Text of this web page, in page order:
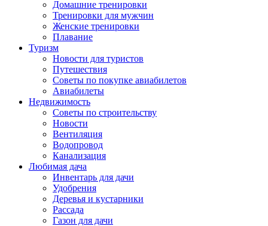
Домашние тренировки
Тренировки для мужчин
Женские тренировки
Плавание
Туризм
Новости для туристов
Путешествия
Советы по покупке авиабилетов
Авиабилеты
Недвижимость
Советы по строительству
Новости
Вентиляция
Водопровод
Канализация
Любимая дача
Инвентарь для дачи
Удобрения
Деревья и кустарники
Рассада
Газон для дачи